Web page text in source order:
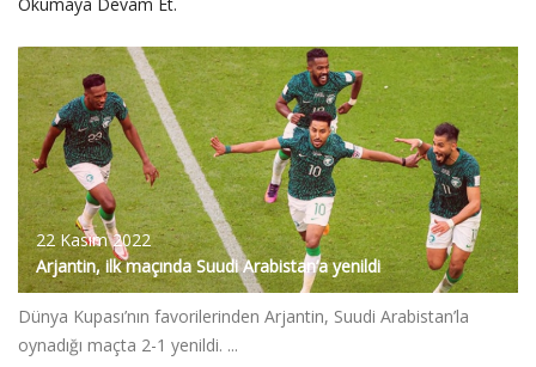
22 Kasım 2022
Arjantin, ilk maçında Suudi Arabistan’a yenildi
Dünya Kupası’nın favorilerinden Arjantin, Suudi Arabistan’la
oynadığı maçta 2-1 yenildi. ...